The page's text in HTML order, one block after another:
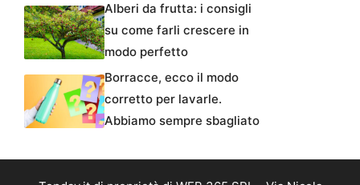
Alberi da frutta: i consigli
su come farli crescere in
modo perfetto
Borracce, ecco il modo
corretto per lavarle.
Abbiamo sempre sbagliato